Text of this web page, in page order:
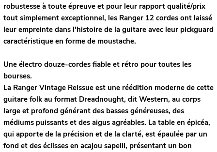
robustesse à toute épreuve et pour leur rapport qualité/prix
tout simplement exceptionnel, les Ranger 12 cordes ont laissé
leur empreinte dans l'histoire de la guitare avec leur pickguard
caractéristique en forme de moustache.
Une électro douze-cordes fiable et rétro pour toutes les
bourses.
La Ranger Vintage Reissue est une réédition moderne de cette
guitare folk au format Dreadnought, dit Western, au corps
large et profond générant des basses généreuses, des
médiums puissants et des aigus agréables. La table en épicéa,
qui apporte de la précision et de la clarté, est épaulée par un
fond et des éclisses en acajou sapelli, présentant un bon